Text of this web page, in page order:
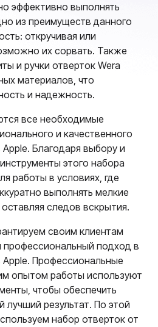
эффективно выполнять
из преимуществ данного
откручивая или
их сорвать. Также
и ручки отверток Wera
материалов, что
и надежность.
все необходимые
и качественного
Благодаря выбору и
этого набора
работы в условиях, где
выполнять мелкие
следов вскрытия.
своим клиентам
подход в
Профессиональные
опытом работы используют
чтобы обеспечить
результат. По этой
набор отверток от